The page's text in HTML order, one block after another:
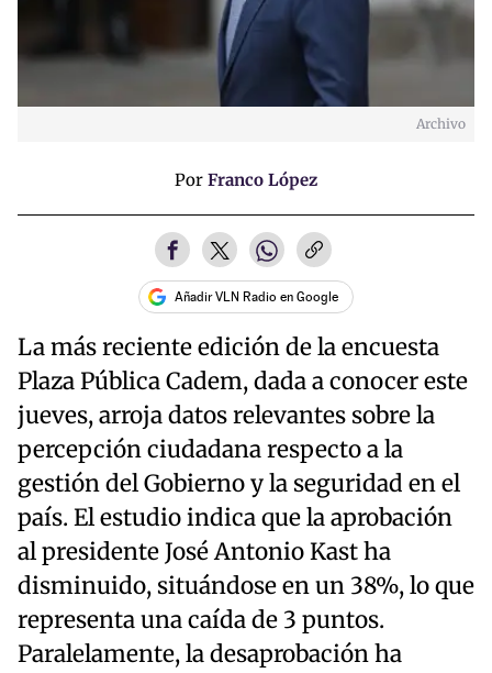
Archivo
Por Franco López
Añadir VLN Radio en Google
La más reciente edición de la encuesta
Plaza Pública Cadem, dada a conocer este
jueves, arroja datos relevantes sobre la
percepción ciudadana respecto a la
gestión del Gobierno y la seguridad en el
país. El estudio indica que la aprobación
al presidente José Antonio Kast ha
disminuido, situándose en un 38%, lo que
representa una caída de 3 puntos.
Paralelamente, la desaprobación ha